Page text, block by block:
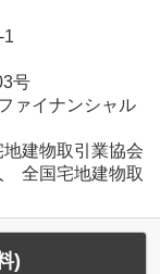
1
号
ァイナンシャル
建物取引業協会
全国宅地建物取
)